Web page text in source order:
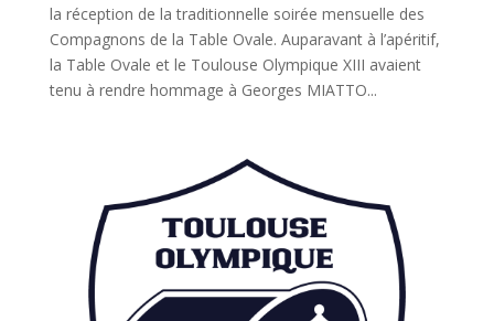
la réception de la traditionnelle soirée mensuelle des
Compagnons de la Table Ovale. Auparavant à l’apéritif,
la Table Ovale et le Toulouse Olympique XIII avaient
tenu à rendre hommage à Georges MIATTO...